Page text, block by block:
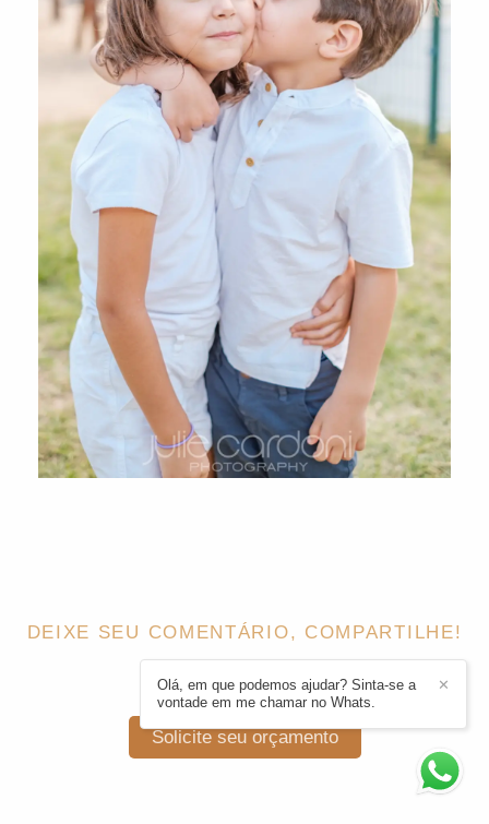
DEIXE SEU COMENTÁRIO, COMPARTILHE!
Solicite seu orçamento
✕
Olá, em que podemos ajudar? Sinta-se a
vontade em me chamar no Whats.